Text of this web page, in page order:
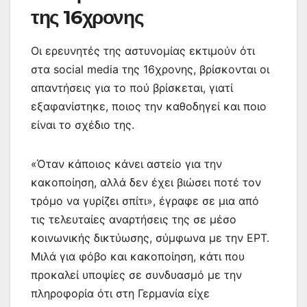
της 16χρονης
Οι ερευνητές της αστυνομίας εκτιμούν ότι
στα social media της 16χρονης, βρίσκονται οι
απαντήσεις για το πού βρίσκεται, γιατί
εξαφανίστηκε, ποιος την καθοδηγεί και ποιο
είναι το σχέδιο της.
«Όταν κάποιος κάνει αστείο για την
κακοποίηση, αλλά δεν έχει βιώσει ποτέ τον
τρόμο να γυρίζει σπίτι», έγραφε σε μια από
τις τελευταίες αναρτήσεις της σε μέσο
κοινωνικής δικτύωσης, σύμφωνα με την ΕΡΤ.
Μιλά για φόβο και κακοποίηση, κάτι που
προκαλεί υποψίες σε συνδυασμό με την
πληροφορία ότι στη Γερμανία είχε